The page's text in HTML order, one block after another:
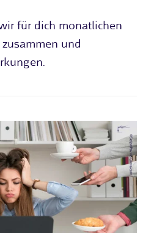
für dich monatlichen
und